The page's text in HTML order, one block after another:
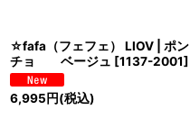
☆fafa（フェフェ） LIOV | ポン
チョ ベージュ [1137-2001]
6,995 円(税込)